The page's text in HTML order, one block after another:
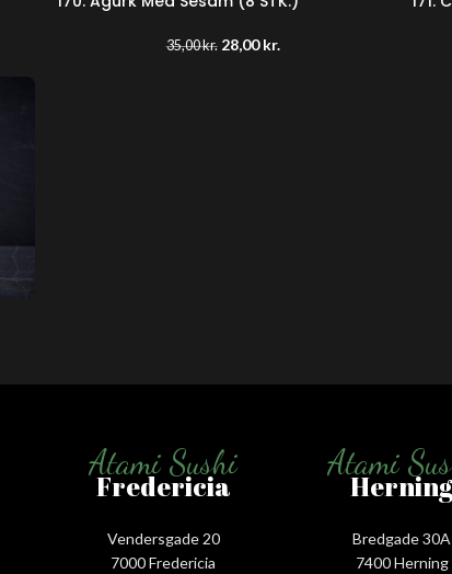
35,00kr. 28,00kr.
Atami Sushi
Fredericia
Vendersgade 20
7000 Fredericia
Atami
Bredgade 30A
7400 Herning